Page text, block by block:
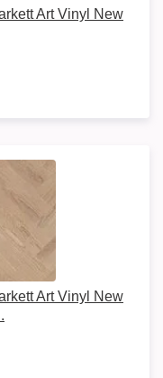
Art Vinyl New
Art Vinyl New